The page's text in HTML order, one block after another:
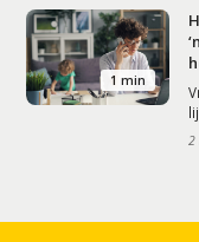
1 min
2